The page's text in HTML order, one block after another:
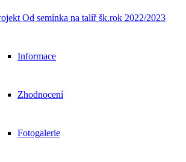
Od semínka na talíř šk.rok 2022/2023
Informace
Zhodnocení
Fotogalerie